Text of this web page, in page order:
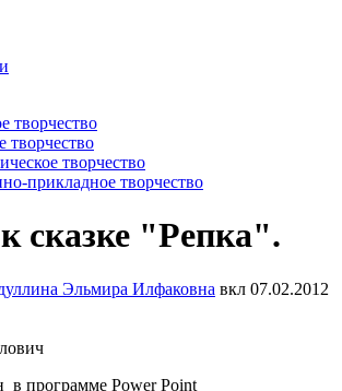
творчество
творчество
творчество
прикладное творчество
сказке "Репка".
Эльмира Илфаковна вкл 07.02.2012
в программе Power Point